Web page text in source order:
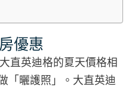
優惠
直英迪格的夏天價格相
「曬護照」。大直英迪